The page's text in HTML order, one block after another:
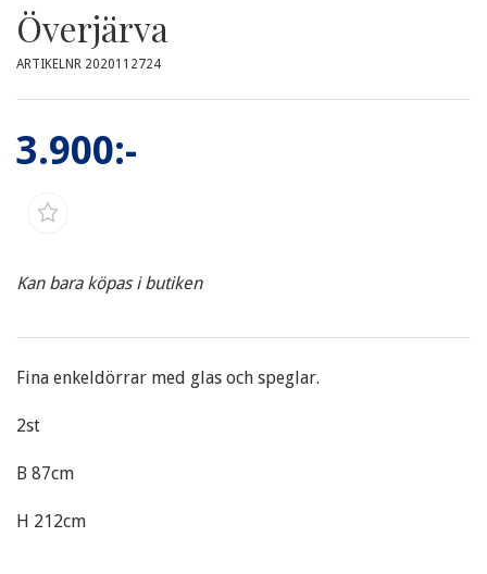
Överjärva
ARTIKELNR 2020112724
3.900:-
Kan bara köpas i butiken
Fina enkeldörrar med glas och speglar.
2st
B 87cm
H 212cm